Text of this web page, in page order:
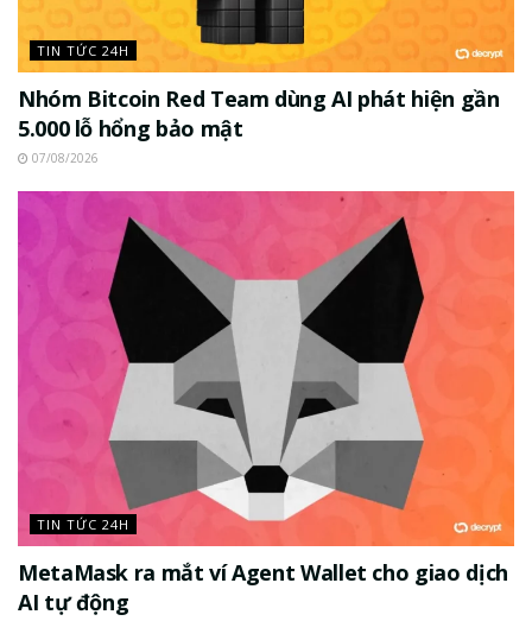
TIN TỨC 24H
Nhóm Bitcoin Red Team dùng AI phát hiện gần
5.000 lỗ hổng bảo mật
07/08/2026
TIN TỨC 24H
MetaMask ra mắt ví Agent Wallet cho giao dịch
AI tự động